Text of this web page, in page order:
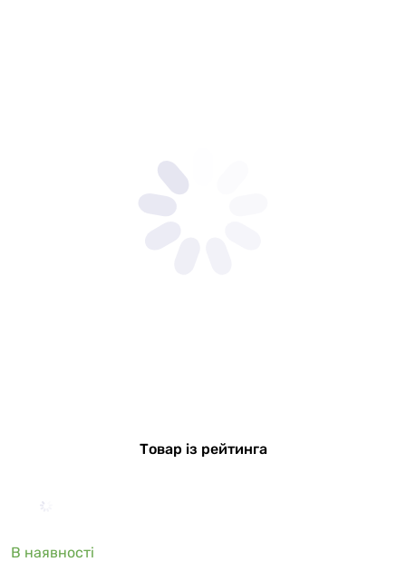
Товар із рейтинга
В наявності